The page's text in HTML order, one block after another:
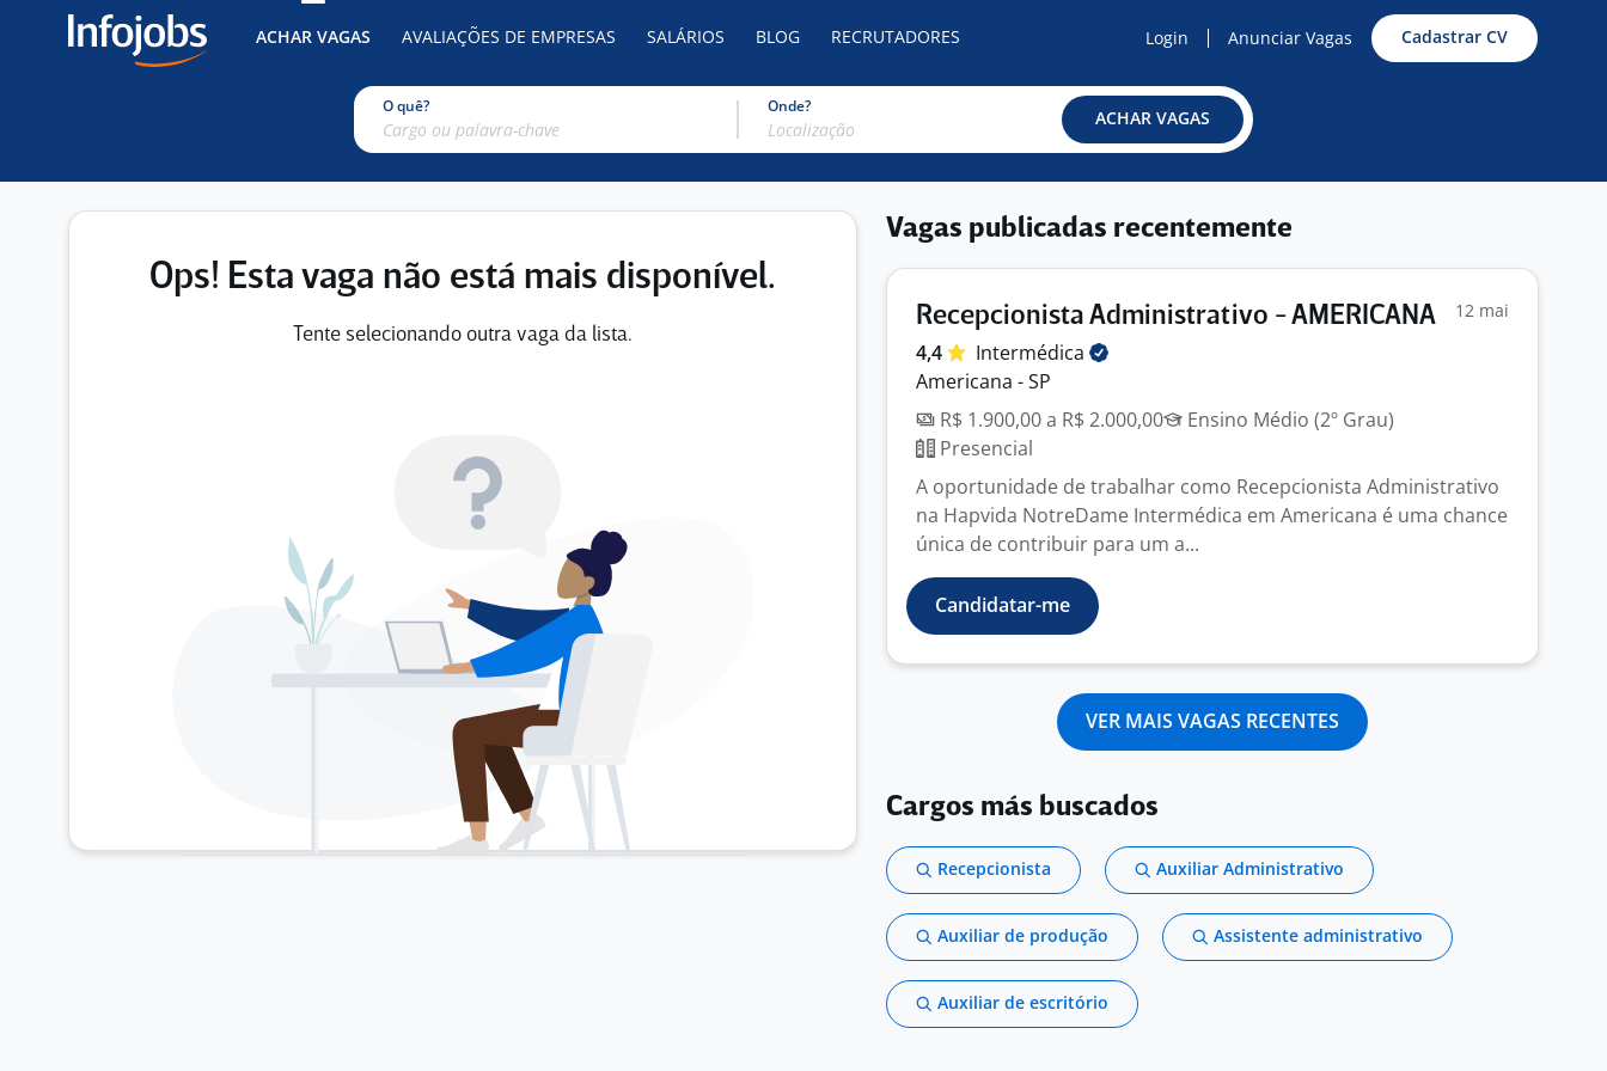
ACHAR VAGAS AVALIAÇÕES DE EMPRESAS SALÁRIOS BLOG RECRUTADORES Login Anunciar Vagas Cadastrar CV
O quê? Onde?
ACHAR VAGAS
Ops! Esta vaga não está mais disponível.
Tente selecionando outra vaga da lista.
Vagas publicadas recentemente
Recepcionista Administrativo - AMERICANA 12 mai
4,4
Intermédica
Americana - SP
R$ 1.900,00 a R$ 2.000,00
Ensino Médio (2º Grau)
Presencial
A oportunidade de trabalhar como Recepcionista Administrativo
na Hapvida NotreDame Intermédica em Americana é uma chance
única de contribuir para um a...
Candidatar-me
VER MAIS VAGAS RECENTES
Cargos más buscados
Recepcionista Auxiliar Administrativo
Auxiliar de produção Assistente administrativo
Auxiliar de escritório